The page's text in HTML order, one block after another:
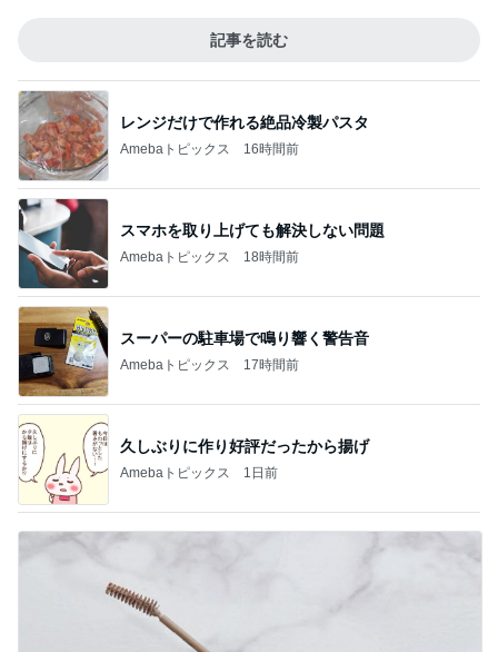
記事を読む
レンジだけで作れる絶品冷製パスタ
Amebaトピックス 16時間前
スマホを取り上げても解決しない問題
Amebaトピックス 18時間前
スーパーの駐車場で鳴り響く警告音
Amebaトピックス 17時間前
久しぶりに作り好評だったから揚げ
Amebaトピックス 1日前